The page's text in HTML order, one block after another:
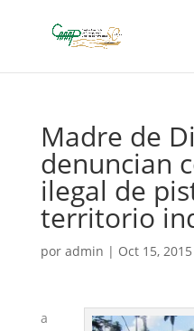
Madre de
denuncian
ilegal de
territorio
por admin | Oct 15, 2015
a